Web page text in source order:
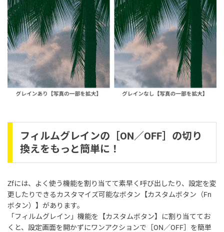
フィルムグレインの［ON／OFF］の切り
換えをもっと簡単に！
Zfには、よく使う機能を割り当てて素早く呼び出したり、設定を変
更したりできるカスタマイズ可能なボタン【カスタムボタン（Fn
ボタン）】があります。
「フィルムグレイン」機能を【カスタムボタン】に割り当ててお
くと、設定画面を開かずにワンアクションで［ON／OFF］を簡単